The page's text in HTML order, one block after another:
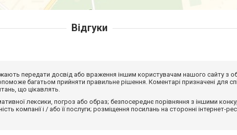
Відгуки
передати досвід або враження іншим користувачам нашого сайту з
багатьом прийняти правильне рішення. Коментарі призначені для
що цікавлять.
лексики, погроз або образ; безпосереднє порівняння з іншими
компанії і / або її послуги; розміщення посилань на сторонні інтернет-